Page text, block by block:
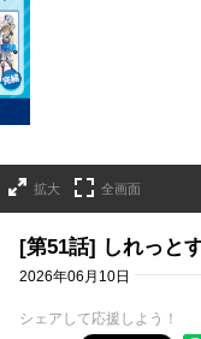
拡大 全画面
[第51話] しれっと
2026年06月10日
シェアして応援しよう！